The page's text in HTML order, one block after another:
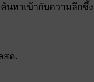
นหาเข้ากับความลึกซึ้
สด.